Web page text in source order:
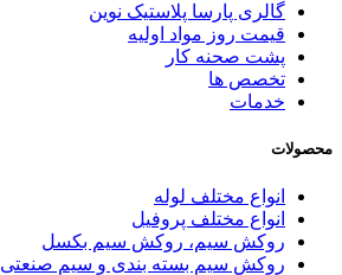
گالری پارسا پلاستیک نوین
قیمت روز مواد اولیه
پشت صحنه کار
تخصص ها
خدمات
محصولات
انواع مختلف لوله
انواع مختلف پروفیل
روکش سیم، روکش سیم بکسل
روکش سیم بسته بندی و سیم صنعتی